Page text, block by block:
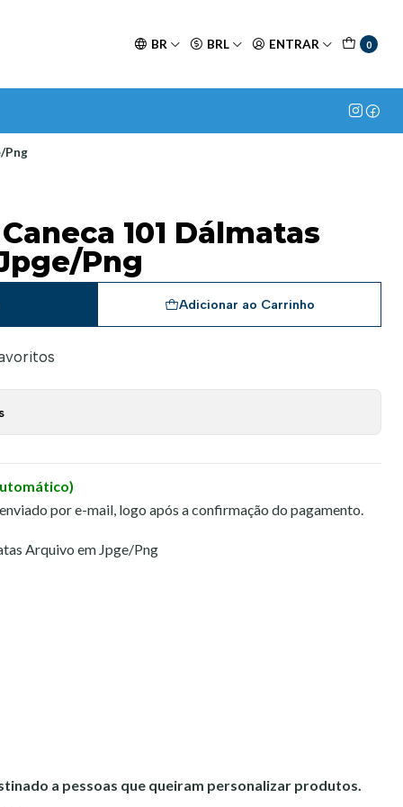
BR BRL ENTRAR 0
Png
101 Dálmatas
Png
Adicionar ao Carrinho
por e-mail, logo após a confirmação do pagamento.
Arquivo em Jpge/Png
a pessoas que queiram personalizar produtos.